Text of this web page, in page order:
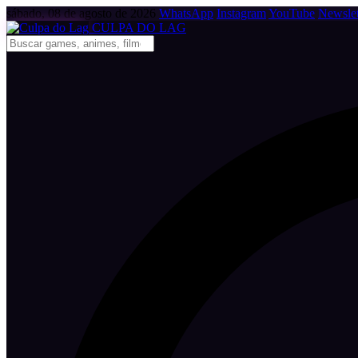
sábado, 08 de agosto de 2026 WhatsApp InstagramYouTube
CULPA DO LAG